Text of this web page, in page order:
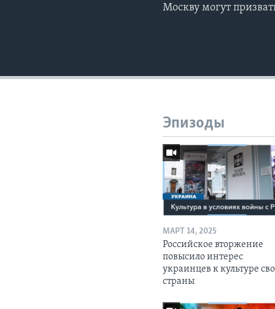
Москву могут
Эпизоды
МАРТ 14, 2025
Российское вторжение
повысило интерес
украинцев к культуре
страны